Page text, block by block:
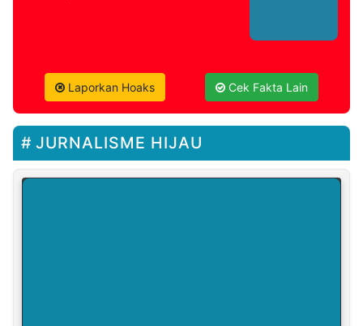
Laporkan Hoaks Cek Fakta Lain
JURNALISME HIJAU